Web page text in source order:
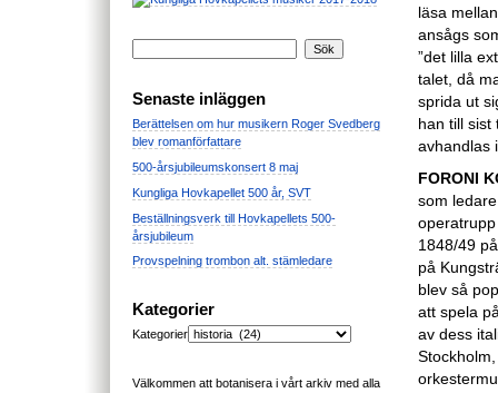
Senaste inläggen
Berättelsen om hur musikern Roger Svedberg
blev romanförfattare
500-årsjubileumskonsert 8 maj
Kungliga Hovkapellet 500 år, SVT
Beställningsverk till Hovkapellets 500-
årsjubileum
Provspelning trombon alt. stämledare
Kategorier
Kategorier
Välkommen att botanisera i vårt arkiv med alla
läsa
ansågs
”det lilla
talet, då
sprida ut
han till sist
avhandlas
FORONI
som
1848/49
på
blev så
att spela
av dess